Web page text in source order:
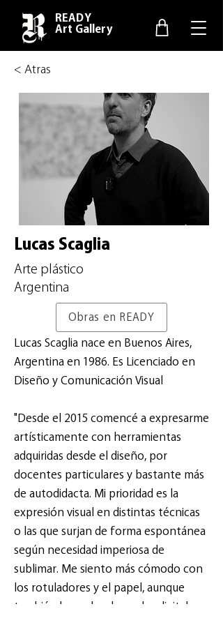
READY
Art Gallery
< Atras
Lucas Scaglia
Arte plástico
Argentina
Obras en READY
Lucas Scaglia nace en Buenos Aires,
Argentina en 1986. Es Licenciado en
Diseño y Comunicación Visual
"Desde el 2015 comencé a expresarme
artísticamente con herramientas
adquiridas desde el diseño, por
docentes particulares y bastante más
de autodidacta. Mi prioridad es la
expresión visual en distintas técnicas
o las que surjan de forma espontánea
según necesidad imperiosa de
sublimar. Me siento más cómodo con
los rotuladores y el papel, aunque
también luego les doy color digital,